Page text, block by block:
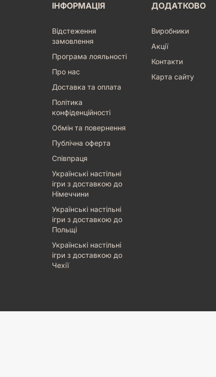
ІНФОРМАЦІЯ
Відстеження
замовлення
Програма лояльності
Про нас
Доставка та оплата
Політика
конфіденційності
Обмін та повернення
Публічна оферта
Співпраця
Українські настільні
ігри з доставкою до
Німеччини
Українські настільні
ігри з доставкою до
Польщі
Українські настільні
ігри з доставкою до
Чехії
ДОДАТКОВО
Виробники
Акції
Контакти
Карта сайту